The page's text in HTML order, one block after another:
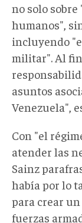
no solo
humanos",
incluyendo
militar". Al
asuntos
Venezuela",
Con "el
atender las
Sainz
había por lo
para crear
fuerzas